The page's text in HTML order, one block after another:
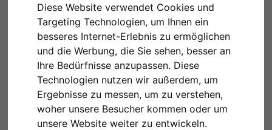
Diese Website verwendet Cookies und
Targeting Technologien, um Ihnen ein
besseres Internet-Erlebnis zu ermöglichen
und die Werbung, die Sie sehen, besser an
Ihre Bedürfnisse anzupassen. Diese
Technologien nutzen wir außerdem, um
Ergebnisse zu messen, um zu verstehen,
woher unsere Besucher kommen oder um
unsere Website weiter zu entwickeln.
Zurück